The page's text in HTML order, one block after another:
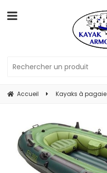
Accueil Kayaks à pagaie